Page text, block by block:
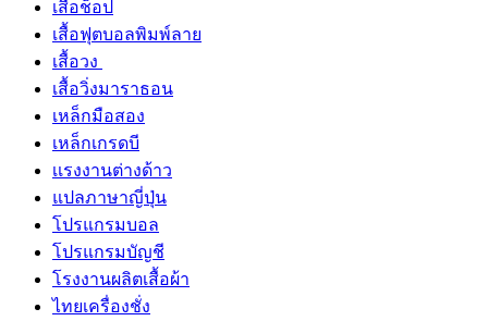
เสื้อช็อป
เสื้อฟุตบอลพิมพ์ลาย
เสื้อวง
เสื้อวิ่งมาราธอน
เหล็กมือสอง
เหล็กเกรดบี
เเรงงานต่างด้าว
แปลภาษาญี่ปุ่น
โปรแกรมบอล
โปรแกรมบัญชี
โรงงานผลิตเสื้อผ้า
ไทยเครื่องชั่ง